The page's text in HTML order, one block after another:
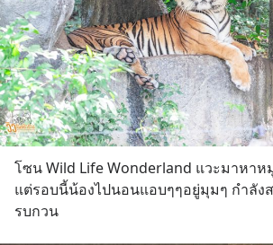
โซน Wild Life Wonderland แวะมาหา
แต่รอบนี้น้องไปนอนแอบๆๆอยู่มุมๆ กำลัง
รบกวน